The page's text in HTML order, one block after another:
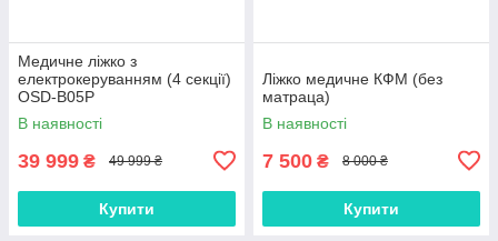
Медичне ліжко з
електрокеруванням (4 секції)
OSD-B05P
В наявності
39 999 ₴ 49 999 ₴
Купити
Ліжко медичне КФМ (без
матраца)
В наявності
7 500 ₴ 8 000 ₴
Купити